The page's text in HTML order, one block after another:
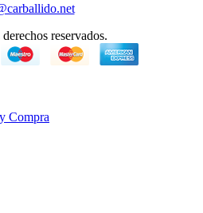
reservados.
Compra